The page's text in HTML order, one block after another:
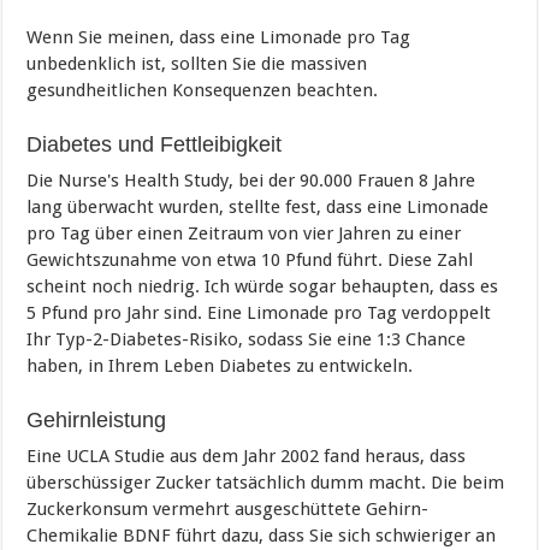
Wenn Sie meinen, dass eine Limonade pro Tag
unbedenklich ist, sollten Sie die massiven
gesundheitlichen Konsequenzen beachten.
Diabetes und Fettleibigkeit
Die Nurse's Health Study, bei der 90.000 Frauen 8 Jahre
lang überwacht wurden, stellte fest, dass eine Limonade
pro Tag über einen Zeitraum von vier Jahren zu einer
Gewichtszunahme von etwa 10 Pfund führt. Diese Zahl
scheint noch niedrig. Ich würde sogar behaupten, dass es
5 Pfund pro Jahr sind. Eine Limonade pro Tag verdoppelt
Ihr Typ-2-Diabetes-Risiko, sodass Sie eine 1:3 Chance
haben, in Ihrem Leben Diabetes zu entwickeln.
Gehirnleistung
Eine UCLA Studie aus dem Jahr 2002 fand heraus, dass
überschüssiger Zucker tatsächlich dumm macht. Die beim
Zuckerkonsum vermehrt ausgeschüttete Gehirn-
Chemikalie BDNF führt dazu, dass Sie sich schwieriger an